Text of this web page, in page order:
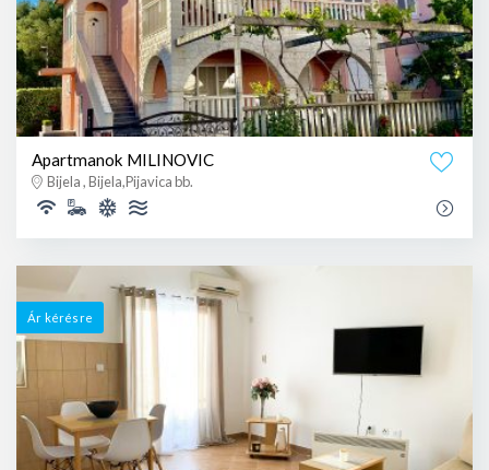
Apartmanok MILINOVIC
Bijela , Bijela,Pijavica bb.
Ár kérésre